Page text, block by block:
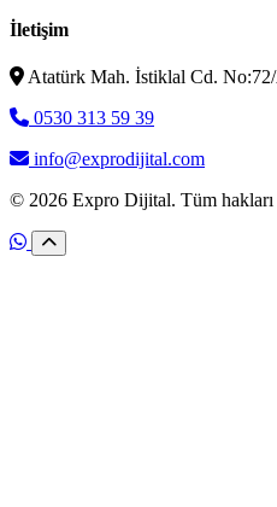
İletişim
Atatürk Mah. İstiklal Cd.
0530 313 59 39
info@exprodijital.com
© 2026 Expro Dijital. Tüm hakları